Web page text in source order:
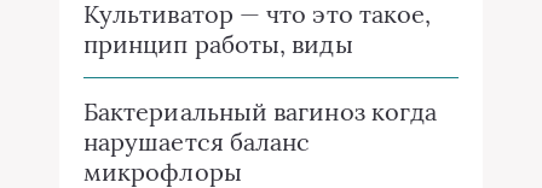
Культиватор — что это такое,
принцип работы, виды
Бактериальный вагиноз когда
нарушается баланс
микрофлоры